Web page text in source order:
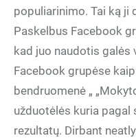
populiarinimo. Tai ką ji
Paskelbus Facebook
kad juo naudotis
Facebook grupėse
bendruomenė „
užduotėlės kuria pagal
rezultatų. Dirbant